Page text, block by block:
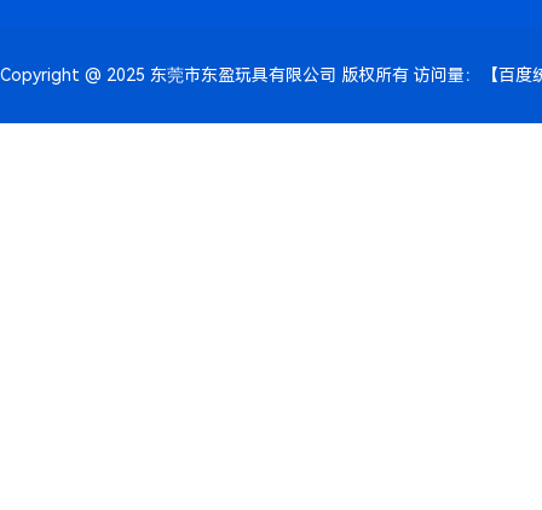
Copyright @ 2025 东莞市东盈玩具有限公司 版权所有 访问量： 【百度